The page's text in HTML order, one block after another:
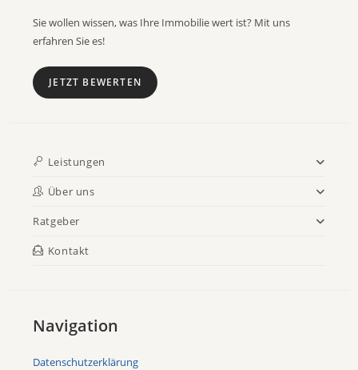
Sie wollen wissen, was Ihre Immobilie wert ist? Mit uns
erfahren Sie es!
JETZT BEWERTEN
Leistungen
Über uns
Ratgeber
Kontakt
Navigation
Datenschutzerklärung